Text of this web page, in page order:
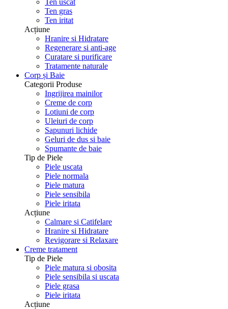
Ten uscat
Ten gras
Ten iritat
Acțiune
Hranire si Hidratare
Regenerare si anti-age
Curatare si purificare
Tratamente naturale
Corp și Baie
Categorii Produse
Ingrijirea mainilor
Creme de corp
Lotiuni de corp
Uleiuri de corp
Sapunuri lichide
Geluri de dus si baie
Spumante de baie
Tip de Piele
Piele uscata
Piele normala
Piele matura
Piele sensibila
Piele iritata
Acțiune
Calmare si Catifelare
Hranire si Hidratare
Revigorare si Relaxare
Creme tratament
Tip de Piele
Piele matura si obosita
Piele sensibila si uscata
Piele grasa
Piele iritata
Acțiune